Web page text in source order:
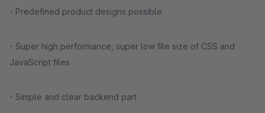
- Predefined product designs possible
- Super high performance, super low file size of CSS and
JavaScript files
- Simple and clear backend part